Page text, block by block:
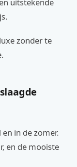
zonder te
in de zomer.
en de mooiste